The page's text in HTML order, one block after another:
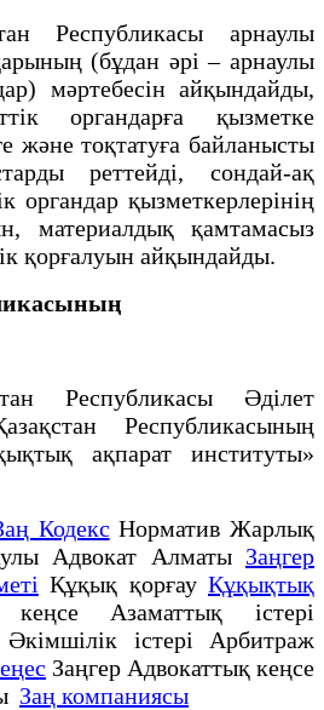
Республикасы арнаулы
(бұдан әрі – арнаулы
мәртебесін айқындайды,
органдарға қызметке
және тоқтатуға байланысты
реттейді, сондай-ақ
органдар қызметкерлерінің
материалдық қамтамасыз
қорғалуын айқындайды.
Республикасы Әділет
Республикасының
ақпарат институты»
Кодекс Норматив Жарлық
Адвокат Алматы Заңгер
Құқық қорғауҚұқықтық
Азаматтық істері
істері Арбитраж
Заңгер Адвокаттық кеңсе
Заң компаниясы